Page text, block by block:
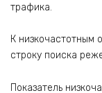
трафика.
К низкочастотным
строку поиска
Показатель